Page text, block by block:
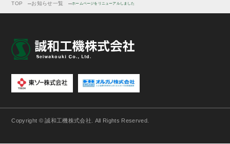
TOP お知らせ一覧 ホームページをリニューアルしました
Copyright © 誠和工機株式会社. All Rights Reserved.